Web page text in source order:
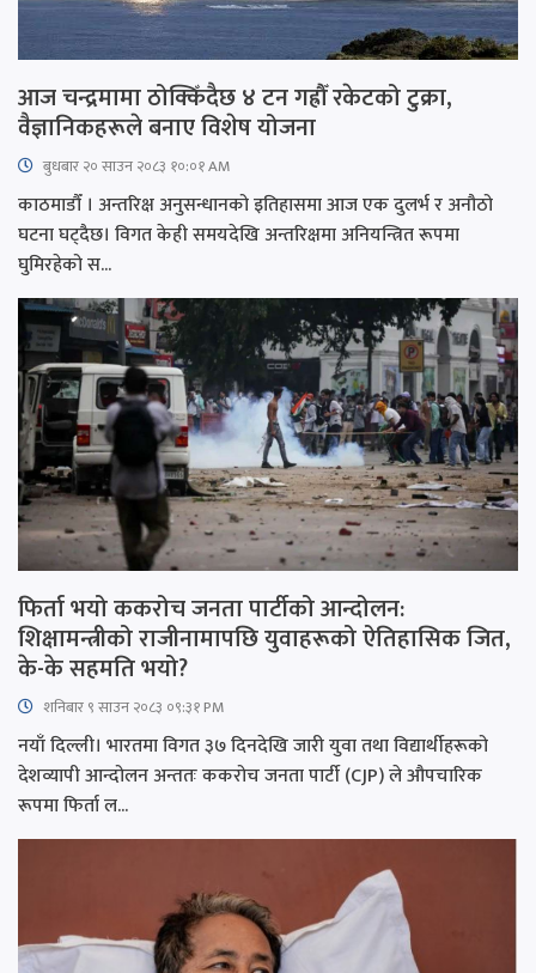
आज चन्द्रमामा ठोक्किँदैछ ४ टन गह्रौँ रकेटको टुक्रा,
वैज्ञानिकहरूले बनाए विशेष योजना
बुधबार २० साउन २०८३ १०:०१ AM
काठमाडौँ । अन्तरिक्ष अनुसन्धानको इतिहासमा आज एक दुलर्भ र अनौठो
घटना घट्दैछ। विगत केही समयदेखि अन्तरिक्षमा अनियन्त्रित रूपमा
घुमिरहेको स...
फिर्ता भयो ककरोच जनता पार्टीको आन्दोलन:
शिक्षामन्त्रीको राजीनामापछि युवाहरूको ऐतिहासिक जित,
के-के सहमति भयो?
शनिबार ९ साउन २०८३ ०९:३१ PM
नयाँ दिल्ली। भारतमा विगत ३७ दिनदेखि जारी युवा तथा विद्यार्थीहरूको
देशव्यापी आन्दोलन अन्ततः ककरोच जनता पार्टी (CJP) ले औपचारिक
रूपमा फिर्ता ल...